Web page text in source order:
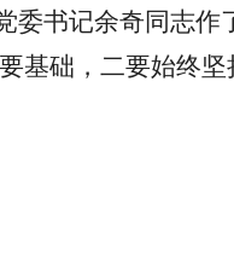
委书记余奇同志作
基础 ， 二要始终坚